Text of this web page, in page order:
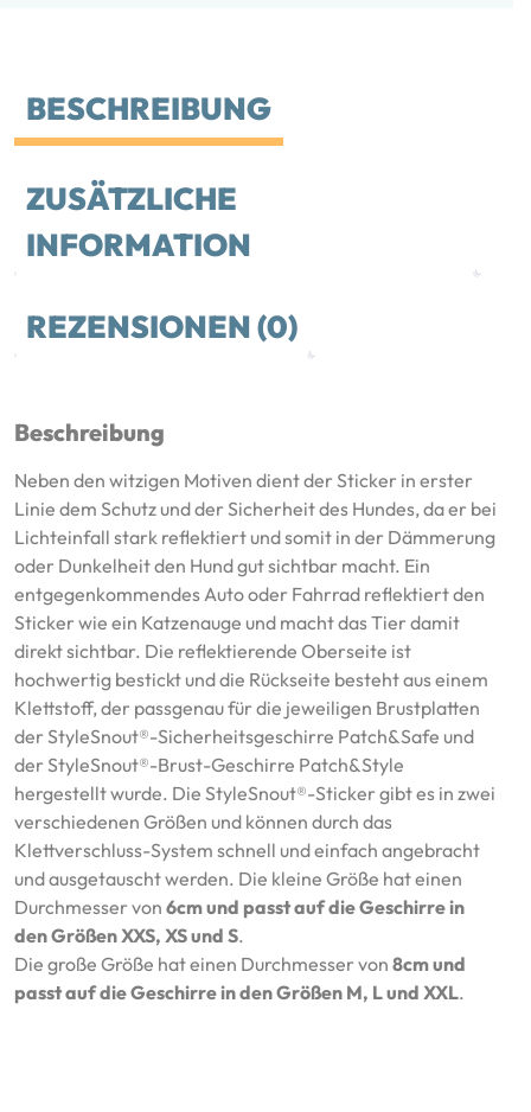
BESCHREIBUNG
ZUSÄTZLICHE
INFORMATION
REZENSIONEN (0)
Beschreibung
Neben den witzigen Motiven dient der Sticker in erster
Linie dem Schutz und der Sicherheit des Hundes, da er bei
Lichteinfall stark reflektiert und somit in der Dämmerung
oder Dunkelheit den Hund gut sichtbar macht. Ein
entgegenkommendes Auto oder Fahrrad reflektiert den
Sticker wie ein Katzenauge und macht das Tier damit
direkt sichtbar. Die reflektierende Oberseite ist
hochwertig bestickt und die Rückseite besteht aus einem
Klettstoff, der passgenau für die jeweiligen Brustplatten
der StyleSnout®-Sicherheitsgeschirre Patch&Safe und
der StyleSnout®-Brust-Geschirre Patch&Style
hergestellt wurde. Die StyleSnout®-Sticker gibt es in zwei
verschiedenen Größen und können durch das
Klettverschluss-System schnell und einfach angebracht
und ausgetauscht werden. Die kleine Größe hat einen
Durchmesser von 6cm und passt auf die Geschirre in
den Größen XXS, XS und S.
Die große Größe hat einen Durchmesser von 8cm und
passt auf die Geschirre in den Größen M, L und XXL.